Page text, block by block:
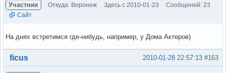
Участник Откуда: Воронеж Здесь с 2010-01-23
Сообщений: 23
Сайт
На днях встретимся где-нибудь, например, у Дома Актеров)
Вне форума #163
2010-01-28 22:57:13
ficus